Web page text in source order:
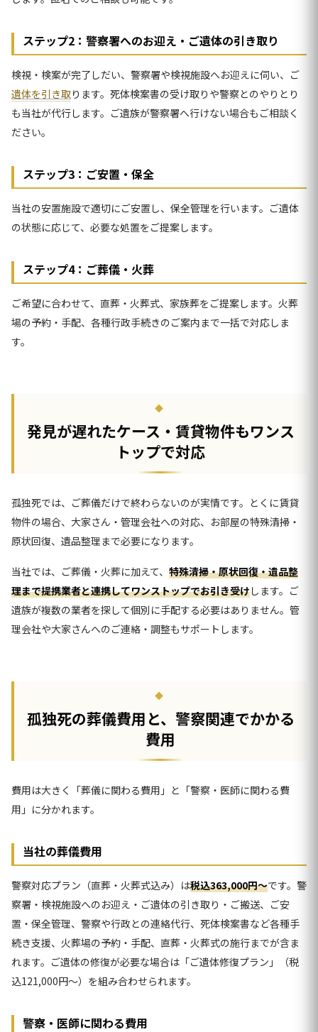
ステップ2：警察署へのお迎え・ご遺体の引き取り
検視・検案が完了しだい、警察署や検視施設へお迎えに伺い、ご
遺体を引き取ります。死体検案書の受け取りや警察とのやりとり
も当社が代行します。ご遺族が警察署へ行けない場合もご相談く
ださい。
ステップ3：ご安置・保全
当社の安置施設で適切にご安置し、保全管理を行います。ご遺体
の状態に応じて、必要な処置をご提案します。
ステップ4：ご葬儀・火葬
ご希望に合わせて、直葬・火葬式、家族葬をご提案します。火葬
場の予約・手配、各種行政手続きのご案内まで一括で対応しま
す。
発見が遅れたケース・賃貸物件もワンス
トップで対応
孤独死では、ご葬儀だけで終わらないのが実情です。とくに賃貸
物件の場合、大家さん・管理会社への対応、お部屋の特殊清掃・
原状回復、遺品整理まで必要になります。
当社では、ご葬儀・火葬に加えて、 特殊清掃・原状回復・遺品整
理まで提携業者と連携してワンストップでお引き受けします。ご
遺族が複数の業者を探して個別に手配する必要はありません。管
理会社や大家さんへのご連絡・調整もサポートします。
孤独死の葬儀費用と、警察関連でかかる
費用
費用は大きく「葬儀に関わる費用」と「警察・医師に関わる費
用」に分かれます。
当社の葬儀費用
警察対応プラン（直葬・火葬式込み）は税込363,000円〜です。警
察署・検視施設へのお迎え・ご遺体の引き取り・ご搬送、ご安
置・保全管理、警察や行政との連絡代行、死体検案書など各種手
続き支援、火葬場の予約・手配、直葬・火葬式の施行までが含ま
れます。ご遺体の修復が必要な場合は「ご遺体修復プラン」（税
込121,000円〜）を組み合わせられます。
警察・医師に関わる費用